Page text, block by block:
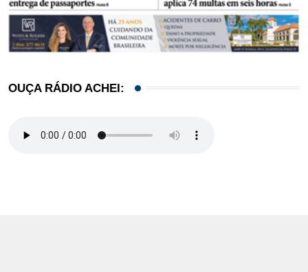
OUÇA RÁDIO ACHEI: